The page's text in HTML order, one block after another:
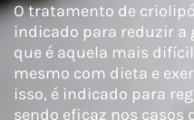
O tratamento de
indicado para reduzir a
que é aquela mais
mesmo com dieta e
isso, é indicado para
sendo eficaz nos casos